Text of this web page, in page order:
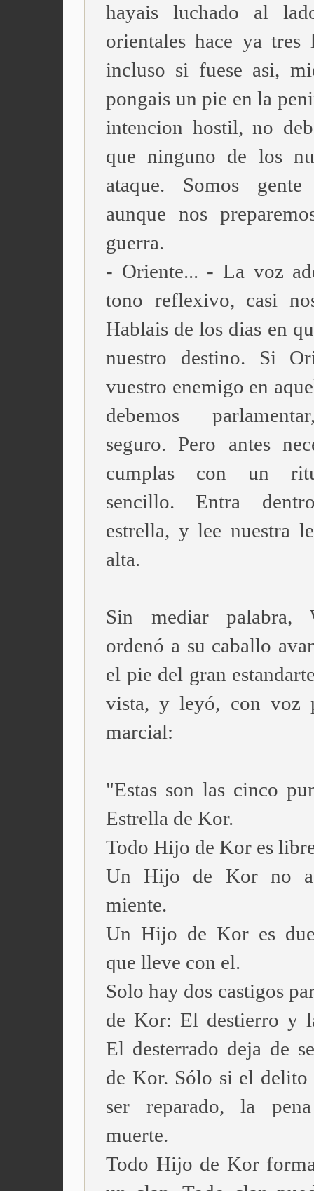
hayais luchado al
orientales hace ya tres
incluso si fuese asi,
pongais un pie en la
intencion hostil, no
que ninguno de los
ataque. Somos
aunque nos
guerra.
- Oriente... - La voz
tono reflexivo, casi
Hablais de los dias en
nuestro destino. Si
vuestro enemigo en
debemos
seguro. Pero antes
cumplas con un
sencillo. Entra
estrella, y lee nuestra
alta.
Sin mediar palabra,
ordenó a su caballo
el pie del gran
vista, y leyó, con voz
marcial:
"Estas son las cinco
Estrella de Kor.
Todo Hijo de Kor es
Un Hijo de Kor no
miente.
Un Hijo de Kor es
que lleve con el.
Solo hay dos castigos
de Kor: El destierro y
El desterrado deja de
de Kor. Sólo si el delito
ser reparado, la
muerte.
Todo Hijo de Kor